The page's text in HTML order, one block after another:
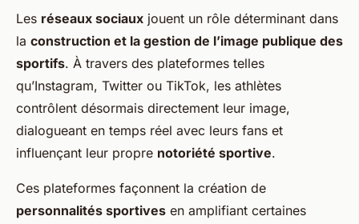
Les réseaux sociaux jouent un rôle déterminant dans
la construction et la gestion de l’image publique des
sportifs. À travers des plateformes telles
qu’Instagram, Twitter ou TikTok, les athlètes
contrôlent désormais directement leur image,
dialogueant en temps réel avec leurs fans et
influençant leur propre notoriété sportive.
Ces plateformes façonnent la création de
personnalités sportives en amplifiant certaines